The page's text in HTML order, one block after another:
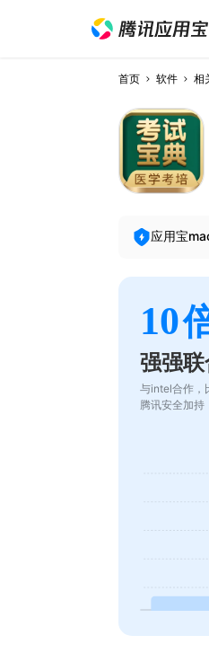
首页 软件 相
应用宝
10
强强
与intel合作，
腾讯安全加持